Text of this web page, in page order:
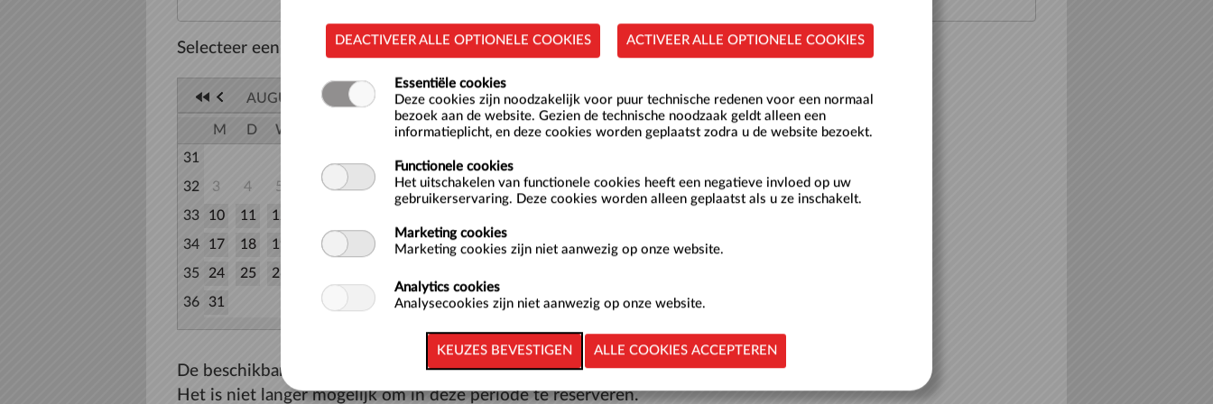
Selecteer een datum
AUGUSTUS 2026
M D W
Z
31
32
3 4 5 7 8
9
33
10 11 12
34
17 18 19 21 22
23
35
24 25 26
36
31
De beschikbare tijden voor zaterdag 8 augustus 2026 zijn:
Het is niet langer mogelijk om in deze periode te reserveren.
DEACTIVEER ALLE OPTIONELE COOKIES ACTIVEER ALLE OPTIONELE COOKIES
Essentiële cookies
Deze cookies zijn noodzakelijk voor puur technische redenen voor een normaal
bezoek aan de website. Gezien de technische noodzaak geldt alleen een
informatieplicht, en deze cookies worden geplaatst zodra u de website bezoekt.
Functionele cookies
Het uitschakelen van functionele cookies heeft een negatieve invloed op uw
gebruikerservaring. Deze cookies worden alleen geplaatst als u ze inschakelt.
Marketing cookies
Marketing cookies zijn niet aanwezig op onze website.
Analytics cookies
Analysecookies zijn niet aanwezig op onze website.